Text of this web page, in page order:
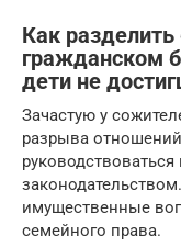
Как
гражданском
дети не
Зачастую у
разрыва
имущественные
семейного права.